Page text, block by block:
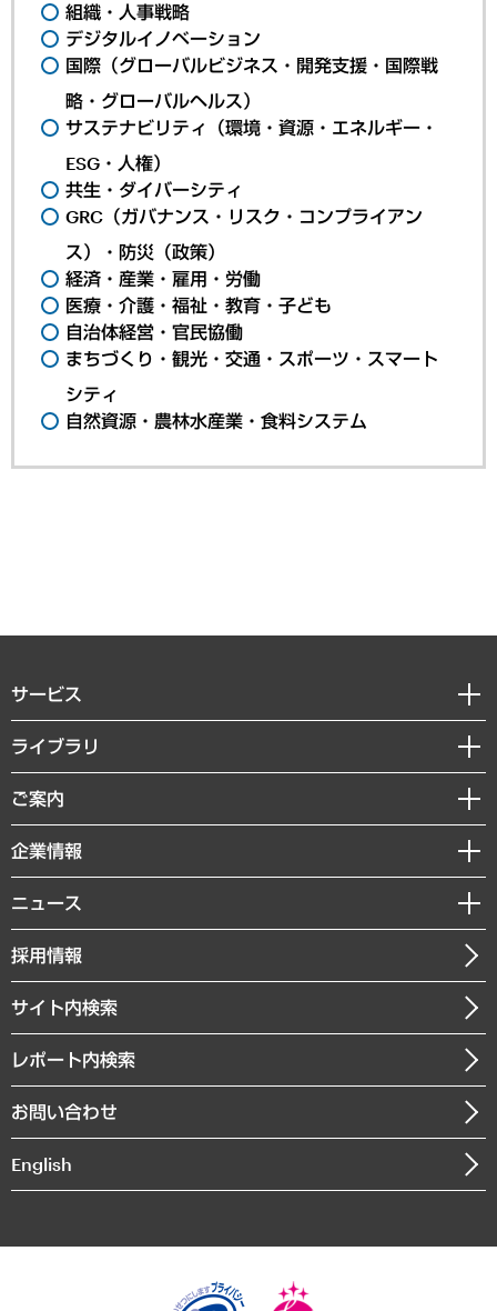
組織・人事戦略
デジタルイノベーション
国際（グローバルビジネス・開発支援・国際戦
略・グローバルヘルス）
サステナビリティ（環境・資源・エネルギー・
ESG・人権）
共生・ダイバーシティ
GRC（ガバナンス・リスク・コンプライアン
ス）・防災（政策）
経済・産業・雇用・労働
医療・介護・福祉・教育・子ども
自治体経営・官民協働
まちづくり・観光・交通・スポーツ・スマート
シティ
自然資源・農林水産業・食料システム
サービス
経営戦略
組織・人事戦略
デジタルイノベーション
共生・ダイバーシティ
GRC（ガバナンス・リスク・コンプライアンス）・防災（政策）
経済・産業・雇用・労働
まちづくり・観光・交通・スポーツ・スマートシティ
自然資源・農林水産業・食料システム
ライブラリ
経済調査
レポート
コラム
経営用語集
受託・受注実績（官公庁関連）
メディア掲載・出演
ご案内
セミナー・イベント情報
MUFGビジネスセミナー
受託案件情報
企業情報
私たちの想い
社長メッセージ
会社概要
沿革
組織図・本部部室紹介
インドネシア現地法人
個人情報保護方針
ニュース
ニュースリリース
お知らせ
採用情報
サイト内検索
レポート内検索
お問い合わせ
English